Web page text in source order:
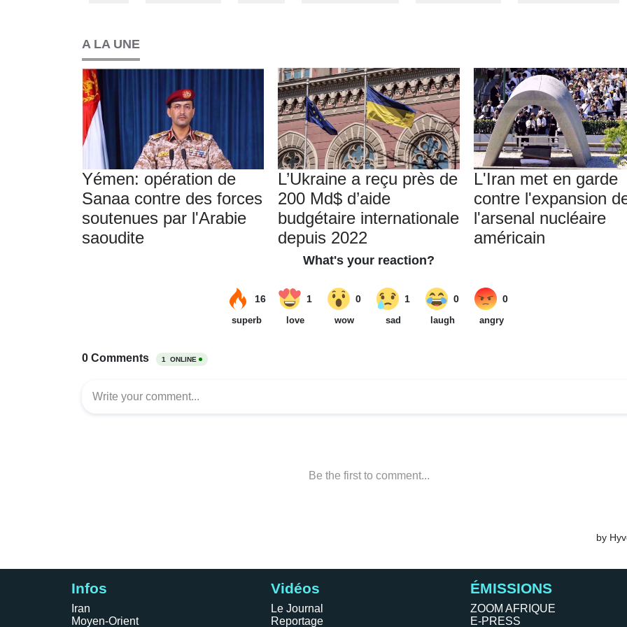
A LA UNE
Yémen: opération de
Sanaa contre des forces
soutenues par l'Arabie
saoudite
L’Ukraine a reçu près de
200 Md$ d’aide
budgétaire internationale
depuis 2022
L'Iran met en garde
contre l'expansion
l'arsenal nucléaire
américain
Infos
Iran
Moyen-Orient
Vidéos
Le Journal
Reportage
ÉMISSIONS
ZOOM AFRIQUE
E-PRESS